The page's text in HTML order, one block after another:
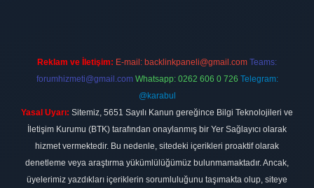
Reklam ve İletişim: E-mail: backlinkpaneli@gmail.com Teams:
forumhizmeti@gmail.com Whatsapp: 0262 606 0 726 Telegram:
@karabul
Yasal Uyarı: Sitemiz, 5651 Sayılı Kanun gereğince Bilgi Teknolojileri ve
İletişim Kurumu (BTK) tarafından onaylanmış bir Yer Sağlayıcı olarak
hizmet vermektedir. Bu nedenle, sitedeki içerikleri proaktif olarak
denetleme veya araştırma yükümlülüğümüz bulunmamaktadır. Ancak,
üyelerimiz yazdıkları içeriklerin sorumluluğunu taşımakta olup, siteye